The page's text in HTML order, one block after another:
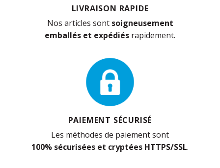
LIVRAISON RAPIDE
Nos articles sont soigneusement
emballés et expédiés rapidement.
PAIEMENT SÉCURISÉ
Les méthodes de paiement sont
100% sécurisées et cryptées HTTPS/SSL.